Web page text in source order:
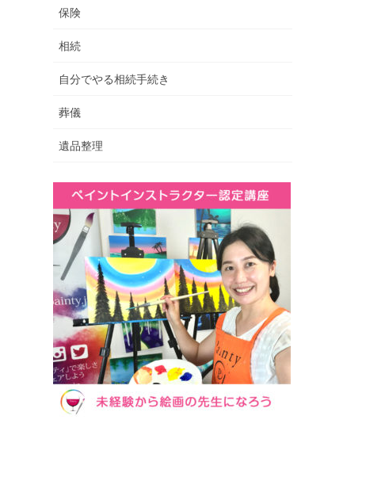
保険
相続
自分でやる相続手続き
葬儀
遺品整理